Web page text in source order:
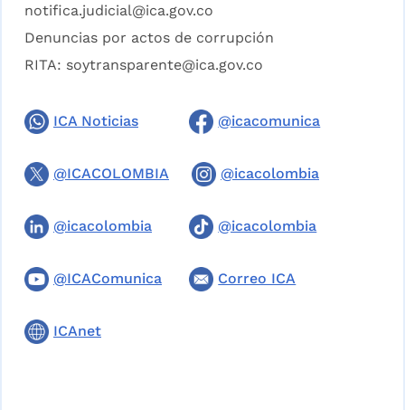
notifica.judicial@ica.gov.co
Denuncias por actos de corrupción
RITA: soytransparente@ica.gov.co
ICA Noticias @icacomunica
@ICACOLOMBIA @icacolombia
@icacolombia @icacolombia
@ICAComunica Correo ICA
ICAnet